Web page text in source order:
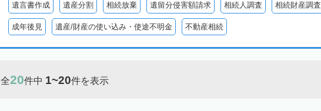
遺言書作成 遺産分割 相続放棄 遺留分侵害額請求 相続人調査 相続財産調査
成年後見 遺産/財産の使い込み・使途不明金 不動産相続
全20件中 1~20件を表示